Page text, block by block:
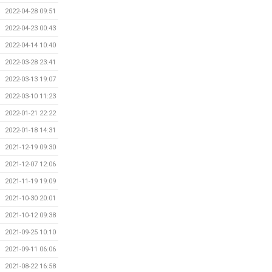
2022-04-28 09:51
2022-04-23 00:43
2022-04-14 10:40
2022-03-28 23:41
2022-03-13 19:07
2022-03-10 11:23
2022-01-21 22:22
2022-01-18 14:31
2021-12-19 09:30
2021-12-07 12:06
2021-11-19 19:09
2021-10-30 20:01
2021-10-12 09:38
2021-09-25 10:10
2021-09-11 06:06
2021-08-22 16:58